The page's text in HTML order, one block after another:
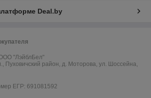
Deal.by
"ЛэйблБел"
Пуховичский район, д. Моторова, ул. Шоссейна,
ЕГР: 691081592